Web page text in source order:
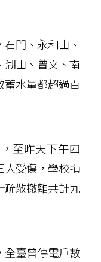
門、永和山、
湖山、曾文、南
水量都超過百
至昨天下午四
人受傷，學校損
疏散撤離共計九
臺曾停電戶數